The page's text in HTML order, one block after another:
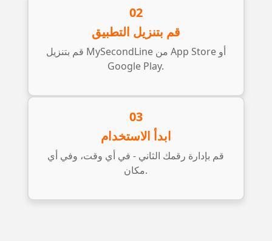
02
قم بتنزيل التطبيق
قم بتنزيل MySecondLine من App Store أو
Google Play.
03
ابدأ الاستخدام
قم بإدارة رقمك الثاني - في أي وقت، وفي أي
مكان.